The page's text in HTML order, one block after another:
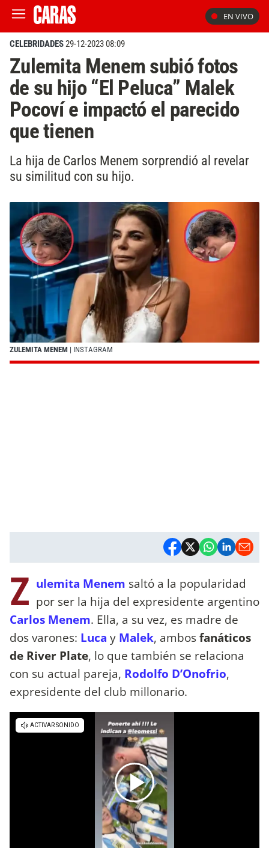
EN VIVO
CELEBRIDADES29-12-2023 08:09
Zulemita Menem subió fotos
de su hijo “El Peluca” Malek
Pocoví e impactó el parecido
que tienen
La hija de Carlos Menem sorprendió al revelar
su similitud con su hijo.
ZULEMITA MENEM | INSTAGRAM
Z ulemita Menem saltó a la popularidad
por ser la hija del expresidente argentino
Carlos Menem. Ella, a su vez, es madre de
dos varones: Luca y Malek, ambosfanáticos
de River Plate, lo que también se relaciona
con su actual pareja, Rodolfo D’Onofrio,
expresidente del club millonario.